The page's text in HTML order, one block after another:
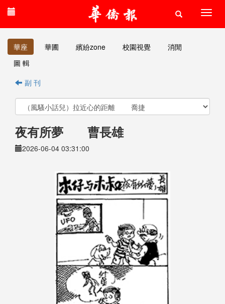
華座 華圃 繽紛zone 校園視覺
消閒
圖 輯
副 刊
夜有所夢 曹長雄
2026-06-04 03:31:00